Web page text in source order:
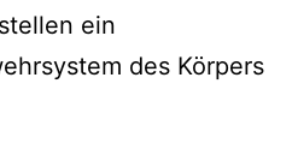
ein
des Körpers